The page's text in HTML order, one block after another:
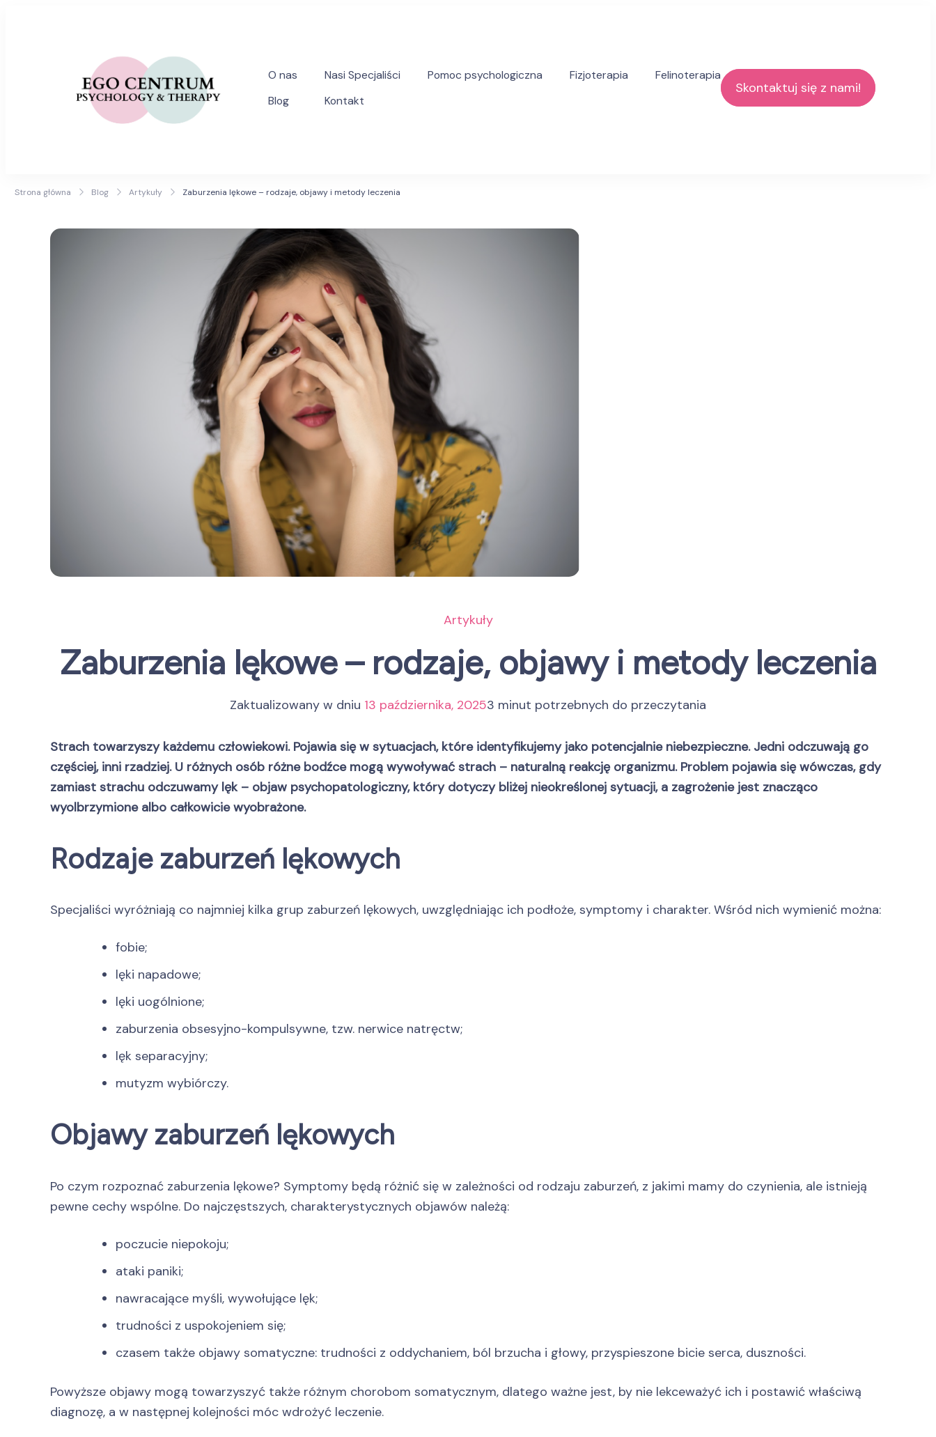
Specjalistyczna pomoc psychologiczna i psychoterapeutyczna
O nas Nasi Specjaliści Pomoc psychologiczna Fizjoterapia
Felinoterapia
Blog
Kontakt
Skontaktuj się z nami!
Strona główna Blog Artykuły Zaburzenia lękowe – rodzaje, objawy i metody leczenia
Artykuły
Zaburzenia lękowe – rodzaje, objawy i metody leczenia
Zaktualizowany w dniu 13 października, 20253 minut potrzebnych do przeczytania
Strach towarzyszy każdemu człowiekowi. Pojawia się w sytuacjach, które identyfikujemy jako potencjalnie niebezpieczne. Jedni odczuwają go
częściej, inni rzadziej. U różnych osób różne bodźce mogą wywoływać strach – naturalną reakcję organizmu. Problem pojawia się wówczas, gdy
zamiast strachu odczuwamy lęk – objaw psychopatologiczny, który dotyczy bliżej nieokreślonej sytuacji, a zagrożenie jest znacząco
wyolbrzymione albo całkowicie wyobrażone.
Rodzaje zaburzeń lękowych
Specjaliści wyróżniają co najmniej kilka grup zaburzeń lękowych, uwzględniając ich podłoże, symptomy i charakter. Wśród nich wymienić można:
fobie;
lęki napadowe;
lęki uogólnione;
zaburzenia obsesyjno-kompulsywne, tzw. nerwice natręctw;
lęk separacyjny;
mutyzm wybiórczy.
Objawy zaburzeń lękowych
Po czym rozpoznać zaburzenia lękowe? Symptomy będą różnić się w zależności od rodzaju zaburzeń, z jakimi mamy do czynienia, ale istnieją
pewne cechy wspólne. Do najczęstszych, charakterystycznych objawów należą:
poczucie niepokoju;
ataki paniki;
nawracające myśli, wywołujące lęk;
trudności z uspokojeniem się;
czasem także objawy somatyczne: trudności z oddychaniem, ból brzucha i głowy, przyspieszone bicie serca, duszności.
Powyższe objawy mogą towarzyszyć także różnym chorobom somatycznym, dlatego ważne jest, by nie lekceważyć ich i postawić właściwą
diagnozę, a w następnej kolejności móc wdrożyć leczenie.